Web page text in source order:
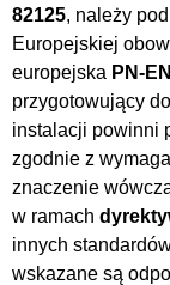
82125, należy
Europejskiej
europejska PN-
przygotowujący
instalacji powinni
zgodnie z
znaczenie
w ramach
innych
wskazane są